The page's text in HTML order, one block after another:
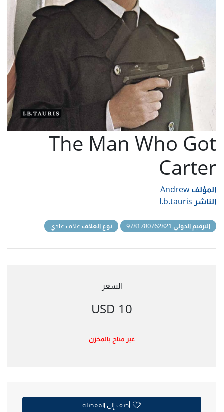
The Man Who Got
Carter
المؤلف Andrew
الناشر I.b.tauris
الترقيم الدولي نوع الغلاف غلاف عادي
السعر
10 USD
غير متاح بالمخزن
أضف إلى المفضلة